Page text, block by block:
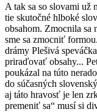
A tak sa so slovami už
tie skutočné hlboké
obsahom. Zmocnila sa
sme sa zmocniť
drámy Plešivá
priraďovať obsahy...
poukázal na túto
do súčasných
aj táto hravosť je len
premeniť sa“ musí si